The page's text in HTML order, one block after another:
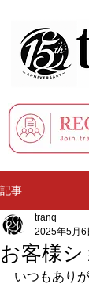
記事
お客様
tranq
2025年5月6
いつもあり